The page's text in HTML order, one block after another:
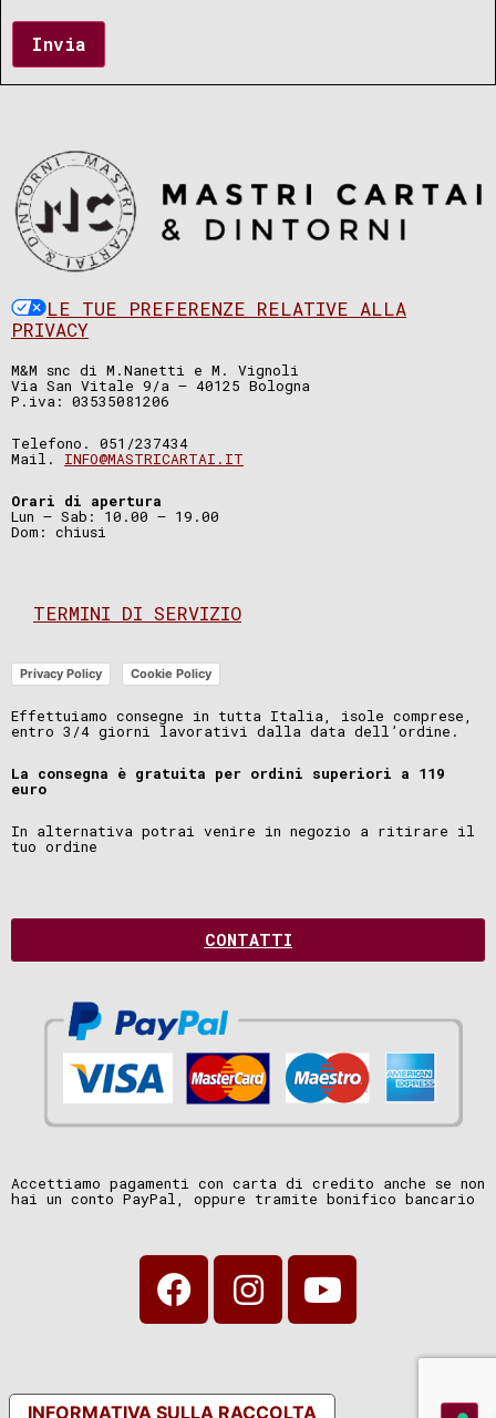
Invia
LE TUE PREFERENZE RELATIVE ALLA
PRIVACY
M&M snc di M.Nanetti e M. Vignoli
Via San Vitale 9/a – 40125 Bologna
P.iva: 03535081206
Telefono. 051/237434
Mail. INFO@MASTRICARTAI.IT
Orari di apertura
Lun – Sab: 10.00 – 19.00
Dom: chiusi
TERMINI DI SERVIZIO
Privacy Policy Cookie Policy
Effettuiamo consegne in tutta Italia, isole comprese,
entro 3/4 giorni lavorativi dalla data dell’ordine.
La consegna è gratuita per ordini superiori a 119
euro
In alternativa potrai venire in negozio a ritirare il
tuo ordine
CONTATTI
Accettiamo pagamenti con carta di credito anche se non
hai un conto PayPal, oppure tramite bonifico bancario
INFORMATIVA SULLA RACCOLTA